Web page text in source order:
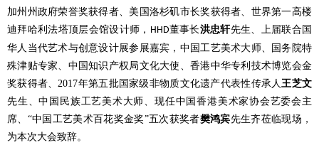
加州州政府荣誉奖获得者、美国洛杉矶市长奖获得者、世界第一高楼
迪拜哈利法塔顶层会馆设计师， HHD董事长洪忠轩先生、上届联合国
华人当代艺术与创意设计展参展嘉宾，中国工艺美术大师、国务院特
殊津贴专家、中国知识产权局文化大使、香港中华专利技术博览会金
奖获得者、 2017年第五批国家级非物质文化遗产代表性传承人 王芝文
先生、中国民族工艺美术大师、现任中国香港美术家协会艺委会主
席、 “中国工艺美术百花奖金奖”五次获奖者樊鸿宾先生齐莅临现场，
为本次大会致辞。